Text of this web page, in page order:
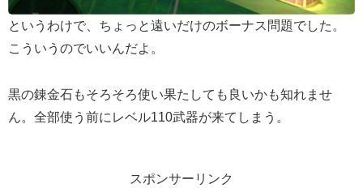
というわけで、ちょっと遠いだけのボーナス問題でした。
こういうのでいいんだよ。
黒の錬金石もそろそろ使い果たしても良いかも知れませ
ん。全部使う前にレベル110武器が来てしまう。
スポンサーリンク